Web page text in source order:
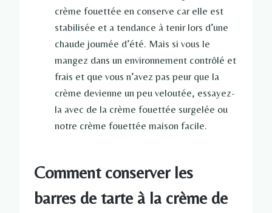
crème fouettée en conserve car elle est
stabilisée et a tendance à tenir lors d’une
chaude journée d’été. Mais si vous le
mangez dans un environnement contrôlé et
frais et que vous n’avez pas peur que la
crème devienne un peu veloutée, essayez-
la avec de la crème fouettée surgelée ou
notre crème fouettée maison facile.
Comment conserver les
barres de tarte à la crème de